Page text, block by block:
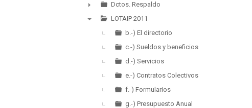
►
Dctos. Respaldo
LOTAIP 2011
b.-) El directorio
c.-) Sueldos y beneficios
d.-) Servicios
e.-) Contratos Colectivos
f.-) Formularios
g.-) Presupuesto Anual